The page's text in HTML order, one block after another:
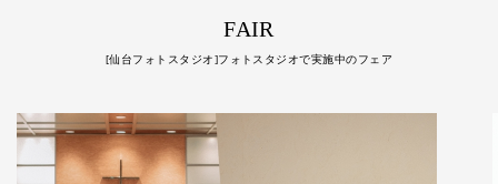
FAIR
[仙台フォトスタジオ]フォトスタジオで実施中のフェア